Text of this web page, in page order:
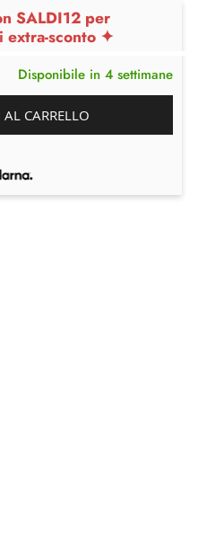
SALDI12 per
extra-sconto ✦
Disponibile in 4 settimane
CARRELLO